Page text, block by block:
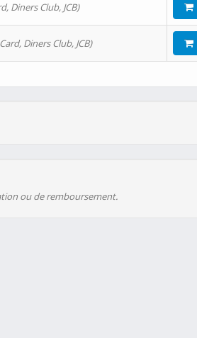
Diners Club, JCB)
Diners Club, JCB)
ou de remboursement.